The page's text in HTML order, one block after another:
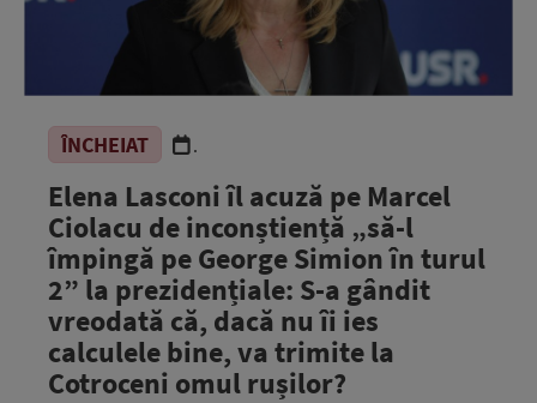
ÎNCHEIAT .
Elena Lasconi îl acuză pe Marcel
Ciolacu de inconștiență „să-l
împingă pe George Simion în turul
2” la prezidențiale: S-a gândit
vreodată că, dacă nu îi ies
calculele bine, va trimite la
Cotroceni omul rușilor?